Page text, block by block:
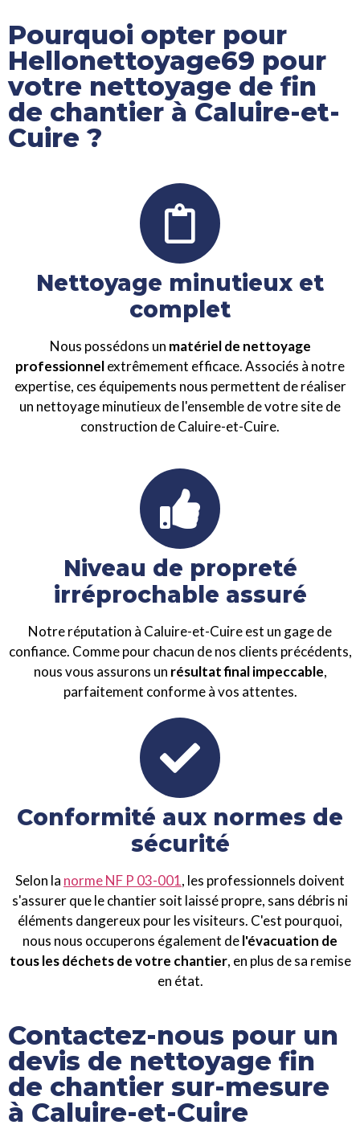
Pourquoi opter pour
Hellonettoyage69 pour
votre nettoyage de fin
de chantier à Caluire-et-
Cuire ?
Nettoyage minutieux et
complet
Nous possédons un matériel de nettoyage
professionnelextrêmement efficace. Associés à notre
expertise, ces équipements nous permettent de réaliser
un nettoyage minutieux de l'ensemble de votre site de
construction de Caluire-et-Cuire.
Niveau de propreté
irréprochable assuré
Notre réputation à Caluire-et-Cuire est un gage de
confiance. Comme pour chacun de nos clients précédents,
nous vous assurons un résultat final impeccable,
parfaitement conforme à vos attentes.
Conformité aux normes de
sécurité
Selon la norme NF P 03-001, les professionnels doivent
s'assurer que le chantier soit laissé propre, sans débris ni
éléments dangereux pour les visiteurs. C'est pourquoi,
nous nous occuperons également del'évacuation de
tous les déchets de votre chantier, en plus de sa remise
en état.
Contactez-nous pour un
devis de nettoyage fin
de chantier sur-mesure
à Caluire-et-Cuire